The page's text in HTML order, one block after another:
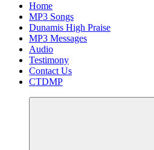
Home
MP3 Songs
Dunamis High Praise
MP3 Messages
Audio
Testimony
Contact Us
CTDMP